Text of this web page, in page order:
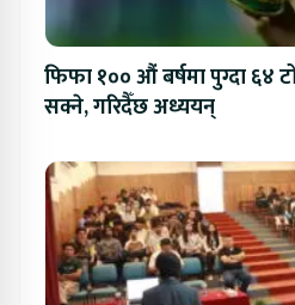
फिफा १०० औं बर्षमा पुग्दा ६४
सक्ने, गरिदैँछ अध्ययन्